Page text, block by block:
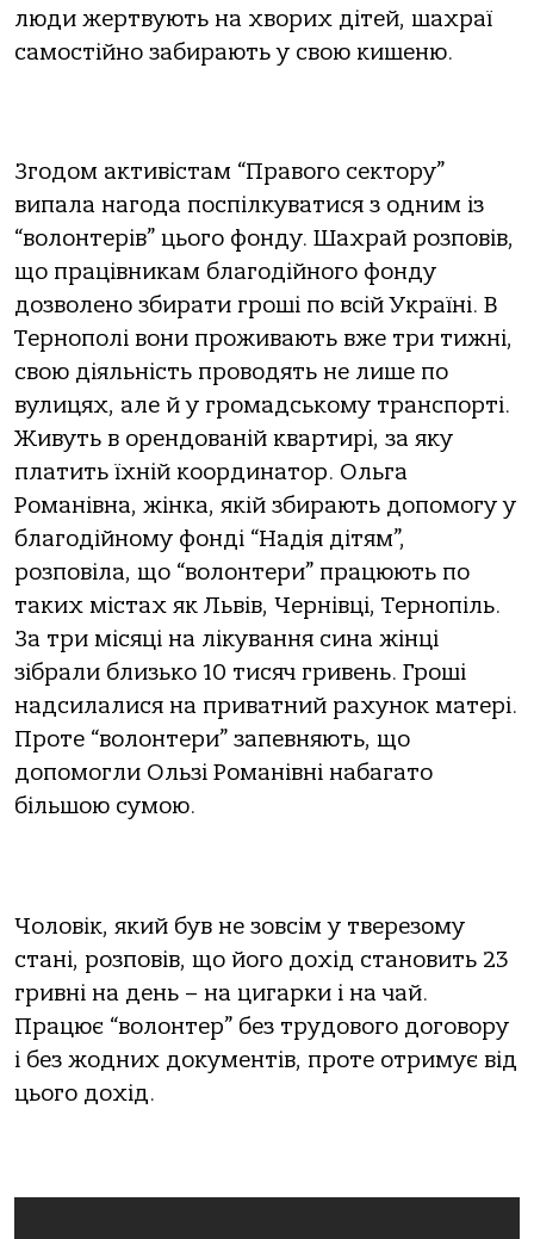
люди жертвують на хворих дітей, шахраї
самостійно забирають у свою кишеню.
Згодом активістам “Правого сектору”
випала нагода поспілкуватися з одним із
“волонтерів” цього фонду. Шахрай розповів,
що працівникам благодійного фонду
дозволено збирати гроші по всій Україні. В
Тернополі вони проживають вже три тижні,
свою діяльність проводять не лише по
вулицях, але й у громадському транспорті.
Живуть в орендованій квартирі, за яку
платить їхній координатор. Ольга
Романівна, жінка, якій збирають допомогу у
благодійному фонді “Надія дітям”,
розповіла, що “волонтери” працюють по
таких містах як Львів, Чернівці, Тернопіль.
За три місяці на лікування сина жінці
зібрали близько 10 тисяч гривень. Гроші
надсилалися на приватний рахунок матері.
Проте “волонтери” запевняють, що
допомогли Ользі Романівні набагато
більшою сумою.
Чоловік, який був не зовсім у тверезому
стані, розповів, що його дохід становить 23
гривні на день – на цигарки і на чай.
Працює “волонтер” без трудового договору
і без жодних документів, проте отримує від
цього дохід.